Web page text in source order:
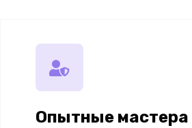
Опытные мастера